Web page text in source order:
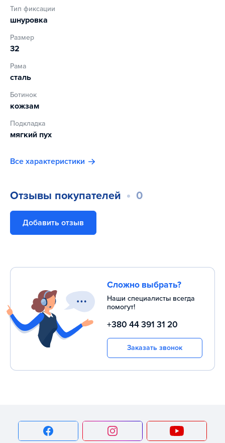
Тип фиксации
шнуровка
Размер
32
Рама
сталь
Ботинок
кожзам
Подкладка
мягкий пух
Все характеристики
Отзывы покупателей 0
Добавить отзыв
Сложно выбрать?
Наши специалисты всегда
помогут!
+380 44 391 31 20
Заказать звонок